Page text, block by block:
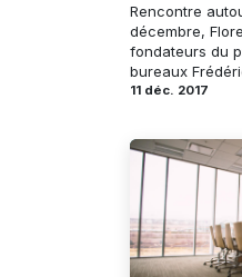
Rencontre
décembre,
fondateurs du
bureaux
11 déc. 2017